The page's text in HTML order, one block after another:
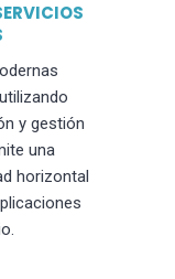
y gestión
una
horizontal